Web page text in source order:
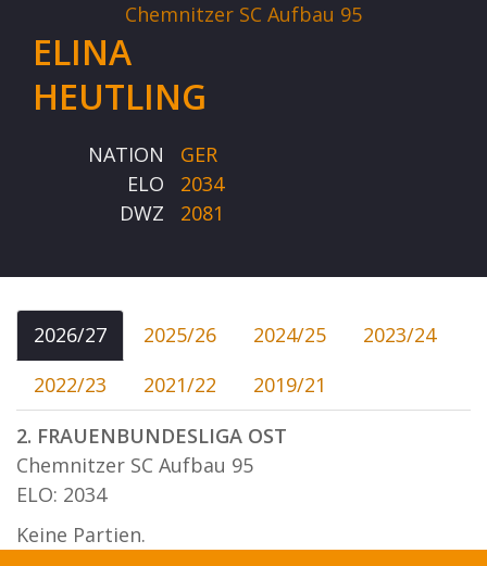
Chemnitzer SC Aufbau 95
ELINA
HEUTLING
NATION
GER
ELO
2034
DWZ
2081
2026/27 2025/26 2024/25
2023/24
2022/23
2021/22
2019/21
2. FRAUENBUNDESLIGA OST
Chemnitzer SC Aufbau 95
ELO: 2034
Keine Partien.